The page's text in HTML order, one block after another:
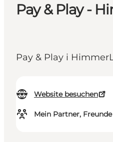
Pay & Play -
Pay & Play i
Website besuchen
Mein Partner, Freunde